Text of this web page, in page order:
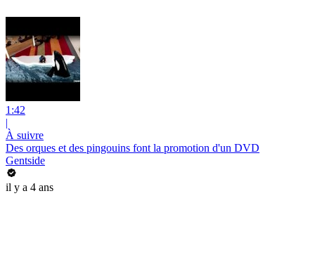
1:42
|
À suivre
Des orques et des pingouins font la promotion d'un DVD
Gentside
il y a 4 ans